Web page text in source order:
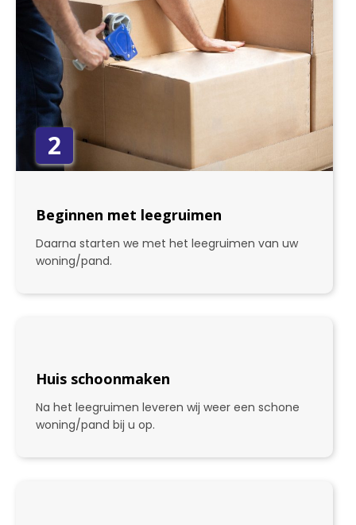
2
Beginnen met leegruimen
Daarna starten we met het leegruimen van uw
woning/pand.
Huis schoonmaken
Na het leegruimen leveren wij weer een schone
woning/pand bij u op.